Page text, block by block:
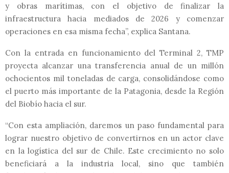
y obras marítimas, con el objetivo de finalizar la
infraestructura hacia mediados de 2026 y comenzar
operaciones en esa misma fecha”, explica Santana.
Con la entrada en funcionamiento del Terminal 2, TMP
proyecta alcanzar una transferencia anual de un millón
ochocientos mil toneladas de carga, consolidándose como
el puerto más importante de la Patagonia, desde la Región
del Biobío hacia el sur.
“Con esta ampliación, daremos un paso fundamental para
lograr nuestro objetivo de convertirnos en un actor clave
en la logística del sur de Chile. Este crecimiento no solo
beneficiará a la industria local, sino que también